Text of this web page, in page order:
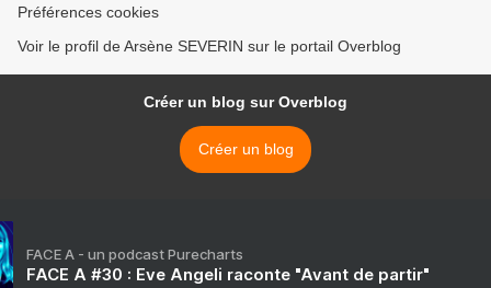
Préférences cookies
Voir le profil de Arsène SEVERIN sur le portail Overblog
Créer un blog sur Overblog
Créer un blog
FACE A - un podcast Purecharts
FACE A #30 : Eve Angeli raconte "Avant de partir"